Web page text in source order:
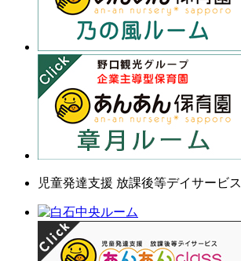
児童発達支援 放課後等デイサービス